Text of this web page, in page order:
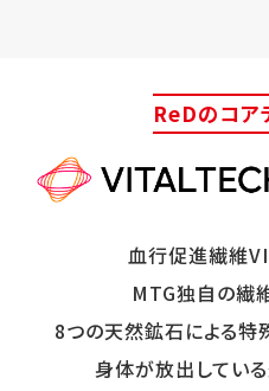
ReDのコア
血行促進繊維
MTG独自の繊
8つの天然鉱石による特
身体が放出してい